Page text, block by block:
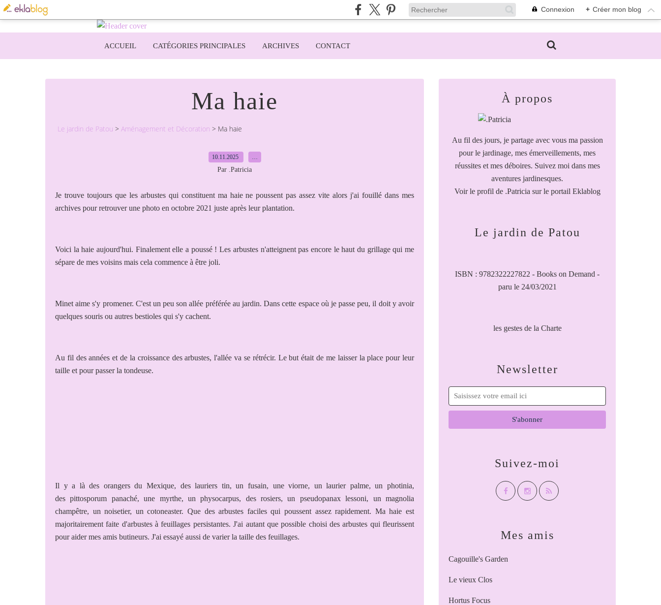
Connexion + Créer mon blog
ACCUEIL CATÉGORIES PRINCIPALES ARCHIVES CONTACT
Ma haie
Le jardin de Patou > Aménagement et Décoration > Ma haie
10.11.2025
Par .Patricia
Je trouve toujours que les arbustes qui constituent ma haie ne poussent pas assez vite alors j'ai fouillé dans mes
archives pour retrouver une photo en octobre 2021 juste après leur plantation.
Voici la haie aujourd'hui. Finalement elle a poussé ! Les arbustes n'atteignent pas encore le haut du grillage qui me
sépare de mes voisins mais cela commence à être joli.
Minet aime s'y promener. C'est un peu son allée préférée au jardin. Dans cette espace où je passe peu, il doit y avoir
quelques souris ou autres bestioles qui s'y cachent.
Au fil des années et de la croissance des arbustes, l'allée va se rétrécir. Le but était de me laisser la place pour leur
taille et pour passer la tondeuse.
Il y a là des orangers du Mexique, des lauriers tin, un fusain, une viorne, un laurier palme, un photinia,
des pittosporum panaché, une myrthe, un physocarpus, des rosiers, un pseudopanax lessoni, un magnolia
champêtre, un noisetier, un cotoneaster. Que des arbustes faciles qui poussent assez rapidement. Ma haie est
majoritairement faite d'arbustes à feuillages persistantes. J'ai autant que possible choisi des arbustes qui fleurissent
pour aider mes amis butineurs. J'ai essayé aussi de varier la taille des feuillages.
Newsletter
Suivez-moi
À propos
Au fil des jours, je partage avec vous ma passion
pour le jardinage, mes émerveillements, mes
réussites et mes déboires. Suivez moi dans mes
aventures jardinesques.
Voir le profil de .Patricia sur le portail Eklablog
Le jardin de Patou
ISBN : 9782322227822 - Books on Demand -
paru le 24/03/2021
les gestes de la Charte
Mes amis
Cagouille's Garden
Le vieux Clos
Hortus Focus